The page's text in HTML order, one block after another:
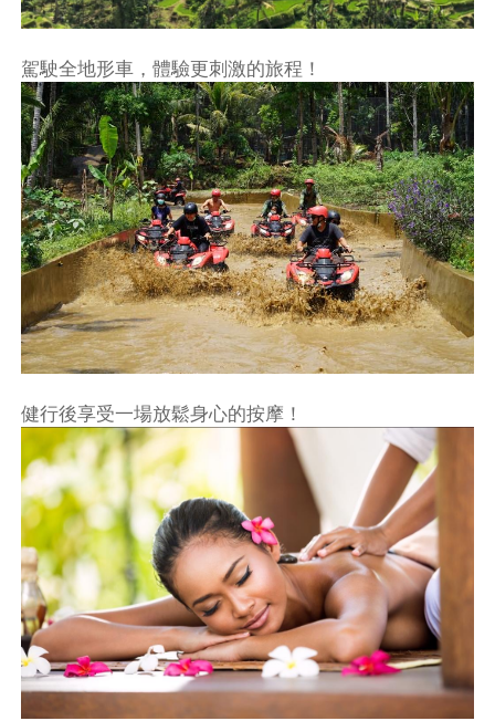
駕駛全地形車，體驗更刺激的旅程！
健行後享受一場放鬆身心的按摩！